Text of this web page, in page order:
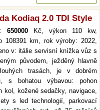
Kodiaq 2.0 TDI Style
650000 Kč, výkon 110 kw,
108391 km, rok výroby: 2022,
v: itálie servisní knížka vůz s
původem, ježděný hlavně
trasách, je v dobrém
s bohatou výbavou: pohon
kol, kožené sedačky, navigace,
s led technologií, parkovací